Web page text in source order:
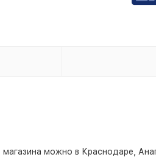
магазина можно в Краснодаре,